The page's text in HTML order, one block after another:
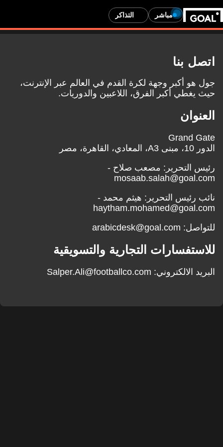
مباشر التذاكر
اتصل بنا
جول هو أكبر وجهة لكرة القدم في العالم عبر الإنترنت،
حيث يغطي أكبر الفرق، اللاعبين والدوريات.
العنوان
Grand Gate
الدور 10، مبنى A3، المعادي، القاهرة، مصر
رئيس التحرير: مصعب صلاح -
mosaab.salah@goal.com
نائب رئيس التحرير: هيثم محمد -
haytham.mohamed@goal.com
للتواصل: arabicdesk@goal.com
للاستفسارات التجارية والتسويقية
البريد الالكتروني: Salper.Ali@footballco.com